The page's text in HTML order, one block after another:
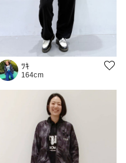
ﾂｷ
164cm